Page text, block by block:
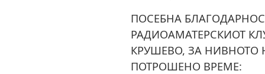
ПОСЕБНА
РАДИОАМАТЕРСКИОТ
КРУШЕВО, ЗА НИВНОТО
ПОТРОШЕНО ВРЕМЕ: